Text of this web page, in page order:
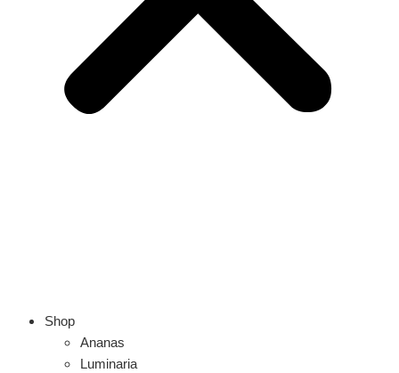
Shop
Ananas
Luminaria